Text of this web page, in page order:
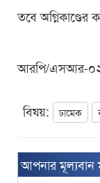
তবে অগ্নিকাণ্ডের
আরপি/এসআর-
বিষয়: ঢামেক
আপনার মূল্যবান